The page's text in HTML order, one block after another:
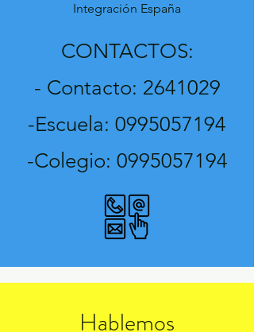
Integración España
CONTACTOS:
- Contacto: 2641029
-Escuela: 0995057194
-Colegio: 0995057194
Hablemos